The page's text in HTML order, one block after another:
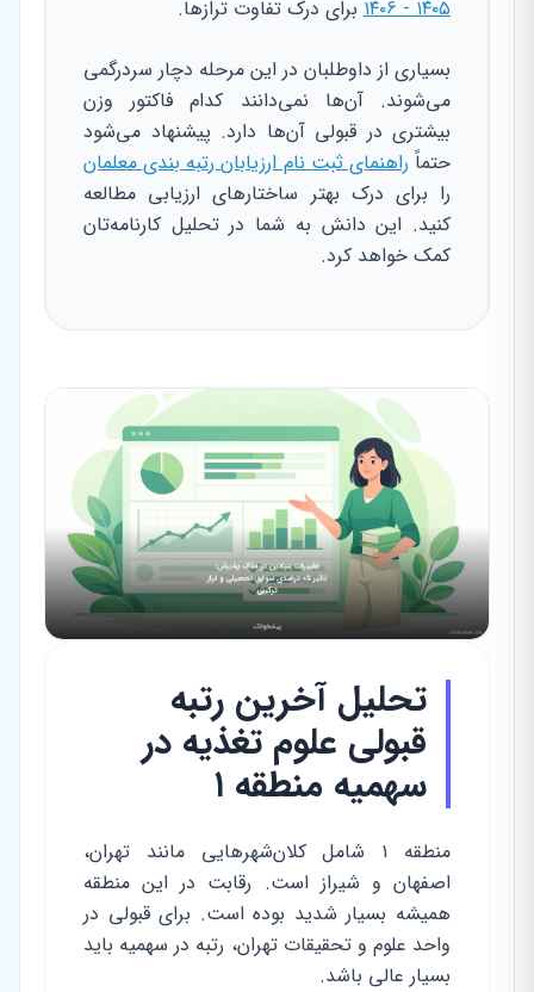
۱۴۰۵ - ۱۴۰۶
برای درک تفاوت ترازها.
بسیاری از داوطلبان در این مرحله دچار سردرگمی
می‌شوند. آن‌ها نمی‌دانند کدام فاکتور وزن
بیشتری در قبولی آن‌ها دارد. پیشنهاد می‌شود
حتماً راهنمای ثبت نام ارزیابان رتبه بندی معلمان
را برای درک بهتر ساختارهای ارزیابی مطالعه
کنید. این دانش به شما در تحلیل کارنامه‌تان
کمک خواهد کرد.
تحلیل آخرین رتبه
قبولی علوم تغذیه در
سهمیه منطقه ۱
منطقه ۱ شامل کلان‌شهرهایی مانند تهران،
اصفهان و شیراز است. رقابت در این منطقه
همیشه بسیار شدید بوده است. برای قبولی در
واحد علوم و تحقیقات تهران، رتبه در سهمیه باید
بسیار عالی باشد.